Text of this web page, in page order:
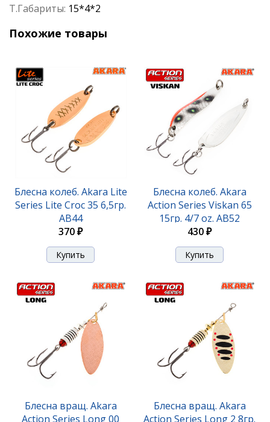
Т.Габариты: 15*4*2
Похожие товары
Блесна колеб. Akara Lite
Series Lite Croc 35 6,5гр.
AB44
370 ₽
Блесна колеб. Akara
Action Series Viskan 65
15гр. 4/7 oz. AB52
430 ₽
Блесна вращ. Akara
Action Series Long 00
Блесна вращ. Akara
Action Series Long 2 8гр.